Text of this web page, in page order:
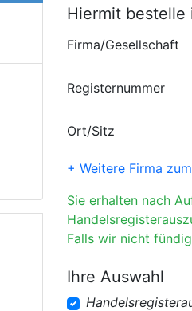
Hiermit bestelle
Firma/Gesellschaft
Registernummer
Ort/Sitz
+ Weitere Firma
Sie erhalten nach
Falls wir nicht
Ihre Auswahl